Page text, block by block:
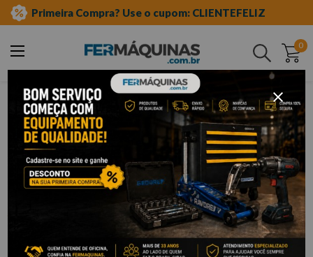
Primeira Compra? Use o cupom: CLIENTEFELIZ
0
Buscar
ferramentas elétricas e máquinas
lixadeira e politriz
Politriz Rotativa Automotiva Premium